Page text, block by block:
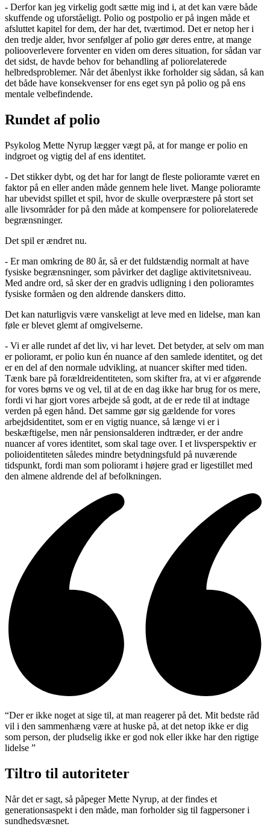
- Derfor kan jeg virkelig godt sætte mig ind i, at det kan være både
skuffende og uforståeligt. Polio og postpolio er på ingen måde et
afsluttet kapitel for dem, der har det, tværtimod. Det er netop her i
den tredje alder, hvor senfølger af polio gør deres entre, at mange
poliooverlevere forventer en viden om deres situation, for sådan var
det sidst, de havde behov for behandling af poliorelaterede
helbredsproblemer. Når det åbenlyst ikke forholder sig sådan, så kan
det både have konsekvenser for ens eget syn på polio og på ens
mentale velbefindende.
Rundet af polio
Psykolog Mette Nyrup lægger vægt på, at for mange er polio en
indgroet og vigtig del af ens identitet.
- Det stikker dybt, og det har for langt de fleste polioramte været en
faktor på en eller anden måde gennem hele livet. Mange polioramte
har ubevidst spillet et spil, hvor de skulle overpræstere på stort set
alle livsområder for på den måde at kompensere for poliorelaterede
begrænsninger.
Det spil er ændret nu.
- Er man omkring de 80 år, så er det fuldstændig normalt at have
fysiske begrænsninger, som påvirker det daglige aktivitetsniveau.
Med andre ord, så sker der en gradvis udligning i den polioramtes
fysiske formåen og den aldrende danskers ditto.
Det kan naturligvis være vanskeligt at leve med en lidelse, man kan
føle er blevet glemt af omgivelserne.
- Vi er alle rundet af det liv, vi har levet. Det betyder, at selv om man
er polioramt, er polio kun én nuance af den samlede identitet, og det
er en del af den normale udvikling, at nuancer skifter med tiden.
Tænk bare på forældreidentiteten, som skifter fra, at vi er afgørende
for vores børns ve og vel, til at de en dag ikke har brug for os mere,
fordi vi har gjort vores arbejde så godt, at de er rede til at indtage
verden på egen hånd. Det samme gør sig gældende for vores
arbejdsidentitet, som er en vigtig nuance, så længe vi er i
beskæftigelse, men når pensionsalderen indtræder, er der andre
nuancer af vores identitet, som skal tage over. I et livsperspektiv er
polioidentiteten således mindre betydningsfuld på nuværende
tidspunkt, fordi man som polioramt i højere grad er ligestillet med
den almene aldrende del af befolkningen.
“Der er ikke noget at sige til, at man reagerer på det. Mit bedste råd
vil i den sammenhæng være at huske på, at det netop ikke er dig
som person, der pludselig ikke er god nok eller ikke har den rigtige
lidelse ”
Tiltro til autoriteter
Når det er sagt, så påpeger Mette Nyrup, at der findes et
generationsaspekt i den måde, man forholder sig til fagpersoner i
sundhedsvæsnet.